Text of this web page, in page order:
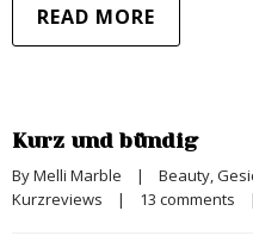
READ MORE
Kurz und bündig
By Melli Marble | Beauty,
Kurzreviews
| 13 comments |